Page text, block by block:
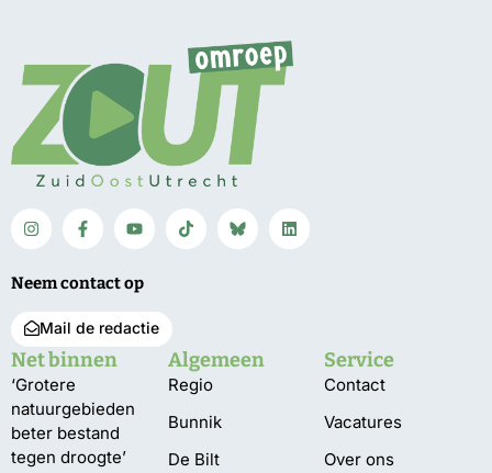
Neem contact op
Mail de redactie
Net binnen
‘Grotere
natuurgebieden
beter bestand
tegen droogte’
Algemeen
Regio
Bunnik
De Bilt
Service
Contact
Vacatures
Over ons